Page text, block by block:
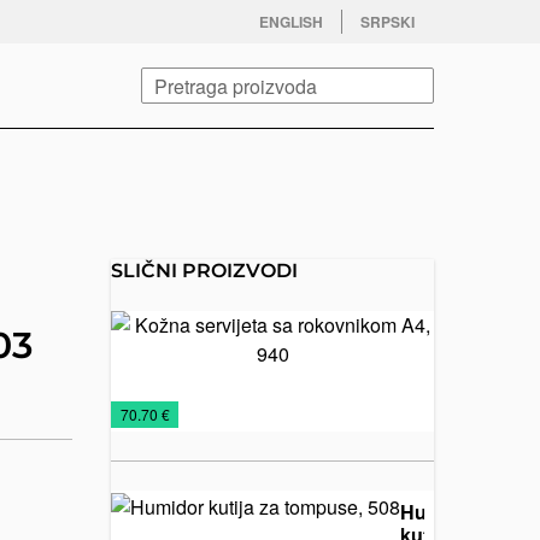
ENGLISH SRPSKI
youtube
SLIČNI PROIZVODI
Kožna
galanterija
Kožni
rokovnici
Rokovnici
2026
€70.70 €
Humidor